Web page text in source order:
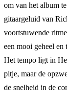
om van het album
gitaargeluid van
voortstuwende
een mooi geheel en
Het tempo ligt in
pitje, maar de
de snelheid in de